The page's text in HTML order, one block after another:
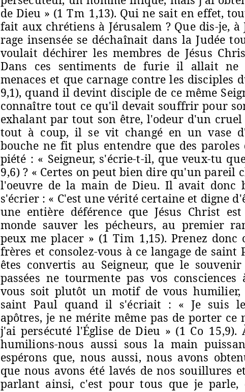
de Dieu » (1 Tm 1,13). Qui ne sait en effet,
fait aux chrétiens à Jérusalem ? Que dis-je, à
rage insensée se déchaînait dans la Judée
voulait déchirer les membres de Jésus
Dans ces sentiments de furie il allait ne
menaces et que carnage contre les disciples
9,1), quand il devint disciple de ce même
connaître tout ce qu'il devait souffrir pour
exhalant par tout son être, l'odeur d'un
tout à coup, il se vit changé en un vase
bouche ne fit plus entendre que des paroles
piété : « Seigneur, s'écrie-t-il, que veux-tu
9,6) ? « Certes on peut bien dire qu'un pareil
l'oeuvre de la main de Dieu. Il avait donc
s'écrier : « C'est une vérité certaine et digne
une entière déférence que Jésus Christ
monde sauver les pécheurs, au premier
peux me placer » (1Tim 1,15). Prenez donc
frères et consolez-vous à ce langage de saint
êtes convertis au Seigneur, que le
passées ne tourmente pas vos
vous soit plutôt un motif de vous humilier,
saint Paul quand il s'écriait : « Je suis
apôtres, je ne mérite même pas de porter ce
j'ai persécuté l'Église de Dieu » (1 Co 15,9).
humilions-nous aussi sous la main
espérons que, nous aussi, nous avons
que nous avons été lavés de nos souillures
parlant ainsi, c'est pour tous que je parle,